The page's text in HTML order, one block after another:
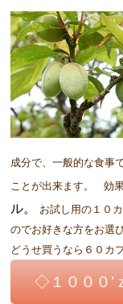
成分で、一般的な食事
ことが出来ます。 効
ル。
お試し用の１０
のでお好きな方をお選
どうせ買うなら６０カ
◇１０００’